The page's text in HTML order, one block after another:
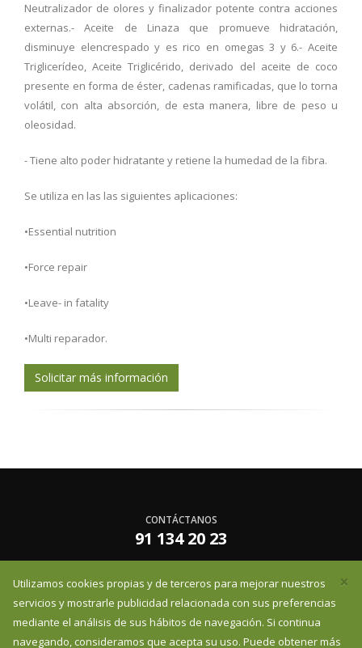
Neutralizador de olores y finalizador potente contra acciones
externas.- Aceite de Linaza que promueve hidratación,
disminuye elencrespado y es rico en omegas 3 y 6.- Aceite
Triglicerídeo, Aceite Triglicérido, derivado del aceite de coco
presente en forma de éster, cadenas ramificadas, que lo torna
volátil, con alta absorción, de esta manera, libre de peso u
oleosidad.
- Tiene alto poder hidratante y retiene la humedad de la fibra.
Se utiliza en las las siguientes aplicaciones:
•Essential nutrition
•Force repair
•Leave- in fatality
•Multi reparador.
Solicitar más información
CONTÁCTANOS
91 134 20 23
infoessentzia@essentzia.es ×
Utilizamos cookies propias y de terceros para mejorar nuestros
servicios y mostrarle publicidad relacionada con sus preferencias
mediante el análisis de sus hábitos de navegación. Si continua
navegando, consideramos que acepta su uso. Puede obtener más